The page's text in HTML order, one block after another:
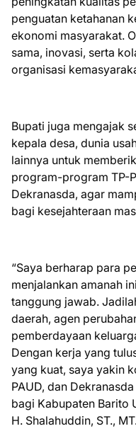
penguatan ketahanan
ekonomi masyarakat.
sama, inovasi, serta
organisasi
Bupati juga mengajak
kepala desa, dunia
lainnya untuk
program-program TP-
Dekranasda, agar
bagi kesejahteraan
“Saya berharap para
menjalankan amanah
tanggung jawab.
daerah, agen
pemberdayaan
Dengan kerja yang
yang kuat, saya yakin
PAUD, dan
bagi Kabupaten Barito
H. Shalahuddin, ST.,